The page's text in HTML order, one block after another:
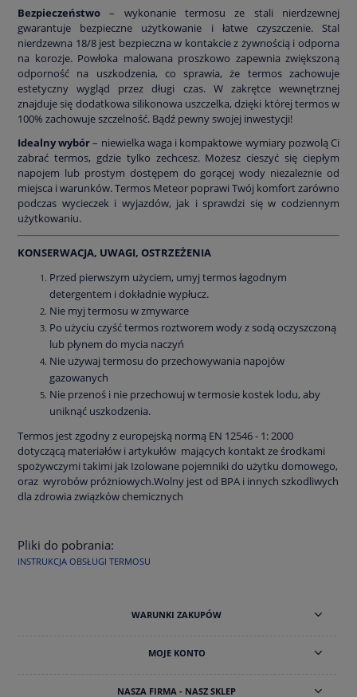
Bezpieczeństwo– wykonanie termosu ze stali nierdzewnej
gwarantuje bezpieczne użytkowanie i łatwe czyszczenie. Stal
nierdzewna 18/8 jest bezpieczna w kontakcie z żywnością i odporna
na korozje. Powłoka malowana proszkowo zapewnia zwiększoną
odporność na uszkodzenia, co sprawia, że termos zachowuje
estetyczny wygląd przez długi czas. W zakrętce wewnętrznej
znajduje się dodatkowa silikonowa uszczelka, dzięki której termos w
100% zachowuje szczelność. Bądź pewny swojej inwestycji!
Idealny wybór– niewielka waga i kompaktowe wymiary pozwolą Ci
zabrać termos, gdzie tylko zechcesz. Możesz cieszyć się ciepłym
napojem lub prostym dostępem do gorącej wody niezależnie od
miejsca i warunków. Termos Meteor poprawi Twój komfort zarówno
podczas wycieczek i wyjazdów, jak i sprawdzi się w codziennym
użytkowaniu.
KONSERWACJA, UWAGI, OSTRZEŻENIA
Przed pierwszym użyciem, umyj termos łagodnym
detergentem i dokładnie wypłucz.
Nie myj termosu w zmywarce
Po użyciu czyść termos roztworem wody z sodą oczyszczoną
lub płynem do mycia naczyń
Nie używaj termosu do przechowywania napojów
gazowanych
Nie przenoś i nie przechowuj w termosie kostek lodu, aby
uniknąć uszkodzenia.
Termos jest zgodny z europejską normą EN 12546 - 1: 2000
dotyczącą materiałów i artykułów mających kontakt ze środkami
spożywczymi takimi jak Izolowane pojemniki do użytku domowego,
oraz wyrobów próżniowych.Wolny jest od BPA i innych szkodliwych
dla zdrowia związków chemicznych
Pliki do pobrania:
INSTRUKCJA OBSŁUGI TERMOSU
WARUNKI ZAKUPÓW
MOJE KONTO
NASZA FIRMA - NASZ SKLEP